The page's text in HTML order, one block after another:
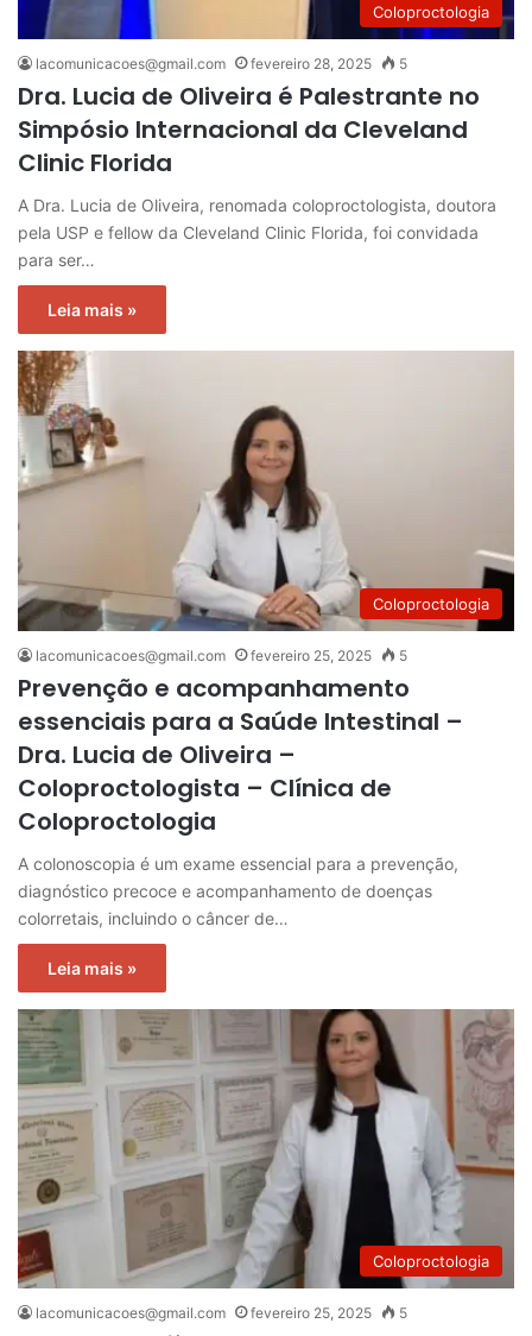
Coloproctologia
lacomunicacoes@gmail.com fevereiro 28, 2025 5
Dra. Lucia de Oliveira é Palestrante no
Simpósio Internacional da Cleveland
Clinic Florida
A Dra. Lucia de Oliveira, renomada coloproctologista, doutora
pela USP e fellow da Cleveland Clinic Florida, foi convidada
para ser…
Leia mais »
Coloproctologia
lacomunicacoes@gmail.com fevereiro 25, 2025 5
Prevenção e acompanhamento
essenciais para a Saúde Intestinal –
Dra. Lucia de Oliveira –
Coloproctologista – Clínica de
Coloproctologia
A colonoscopia é um exame essencial para a prevenção,
diagnóstico precoce e acompanhamento de doenças
colorretais, incluindo o câncer de…
Leia mais »
Coloproctologia
lacomunicacoes@gmail.com fevereiro 25, 2025 5